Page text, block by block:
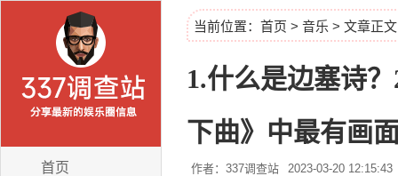
首页
当前位置： 首页 > 音乐 > 文章正文
1.什么是边塞诗
下曲》中最有画
作者：337调查站 2023-03-20 12:15:43